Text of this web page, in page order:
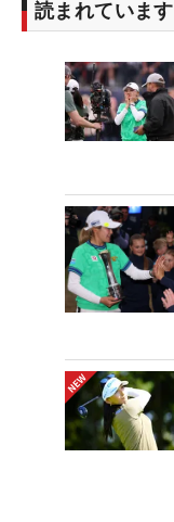
読まれています